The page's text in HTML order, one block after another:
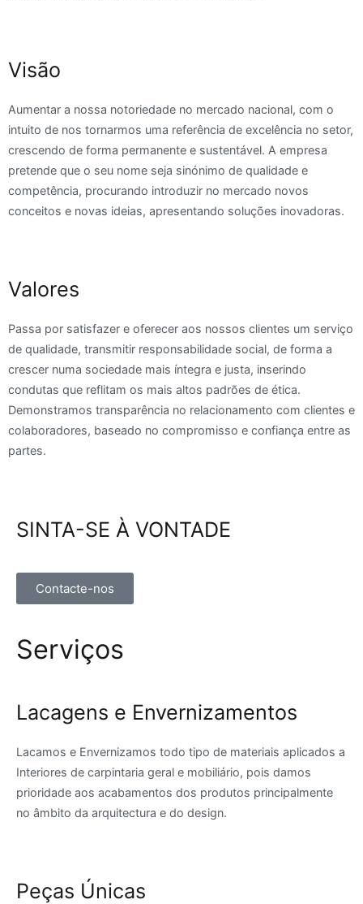
Visão
Aumentar a nossa notoriedade no mercado nacional, com o
intuito de nos tornarmos uma referência de excelência no setor,
crescendo de forma permanente e sustentável. A empresa
pretende que o seu nome seja sinónimo de qualidade e
competência, procurando introduzir no mercado novos
conceitos e novas ideias, apresentando soluções inovadoras.
Valores
Passa por satisfazer e oferecer aos nossos clientes um serviço
de qualidade, transmitir responsabilidade social, de forma a
crescer numa sociedade mais íntegra e justa, inserindo
condutas que reflitam os mais altos padrões de ética.
Demonstramos transparência no relacionamento com clientes e
colaboradores, baseado no compromisso e confiança entre as
partes.
SINTA-SE À VONTADE
Contacte-nos
Serviços
Lacagens e Envernizamentos
Lacamos e Envernizamos todo tipo de materiais aplicados a
Interiores de carpintaria geral e mobiliário, pois damos
prioridade aos acabamentos dos produtos principalmente
no âmbito da arquitectura e do design.
Peças Únicas